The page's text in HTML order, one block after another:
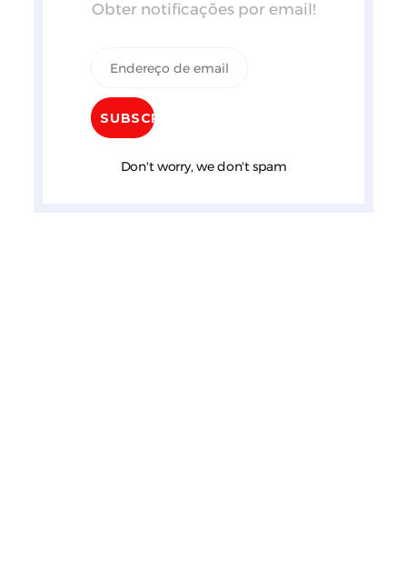
Obter notificações por email!
Don't worry, we don't spam